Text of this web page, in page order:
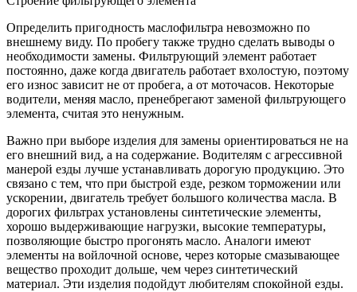
Определить пригодность маслофильтра невозможно по
внешнему виду. По пробегу также трудно сделать выводы о
необходимости замены. Фильтрующий элемент работает
постоянно, даже когда двигатель работает вхолостую, поэтому
его износ зависит не от пробега, а от моточасов. Некоторые
водители, меняя масло, пренебрегают заменой фильтрующего
элемента, считая это ненужным.
Важно при выборе изделия для замены ориентироваться не на
его внешний вид, а на содержание. Водителям с агрессивной
манерой езды лучше устанавливать дорогую продукцию. Это
связано с тем, что при быстрой езде, резком торможении или
ускорении, двигатель требует большого количества масла. В
дорогих фильтрах установлены синтетические элементы,
хорошо выдерживающие нагрузки, высокие температуры,
позволяющие быстро прогонять масло. Аналоги имеют
элементы на войлочной основе, через которые смазывающее
вещество проходит дольше, чем через синтетический
материал. Эти изделия подойдут любителям спокойной езды.